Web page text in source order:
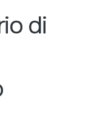
di